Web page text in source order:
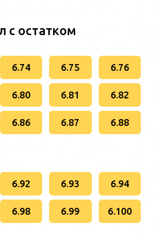
с остатком
6.74 6.75 6.76
6.80 6.81 6.82
6.86 6.87 6.88
6.92 6.93 6.94
6.98 6.99 6.100